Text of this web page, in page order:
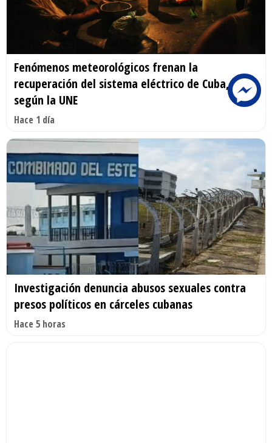
Fenómenos meteorológicos frenan la
recuperación del sistema eléctrico de Cuba,
según la UNE
Hace 1 día
Investigación denuncia abusos sexuales contra
presos políticos en cárceles cubanas
Hace 5 horas